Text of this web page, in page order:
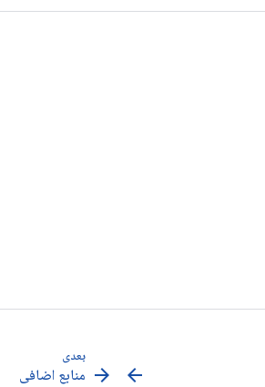
arrow_back
بعدی
منابع اضافی arrow_forward